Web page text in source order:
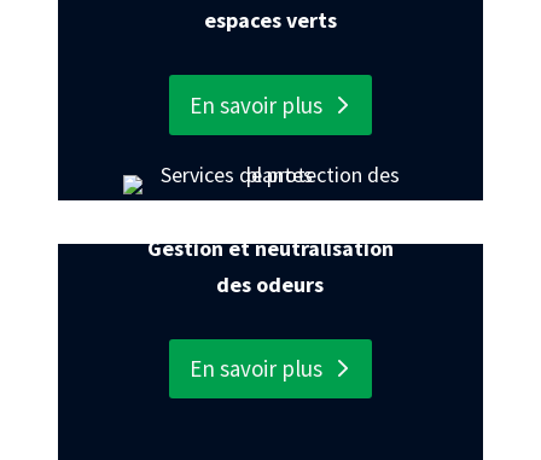
espaces verts
En savoir plus
Gestion et neutralisation
des odeurs
En savoir plus